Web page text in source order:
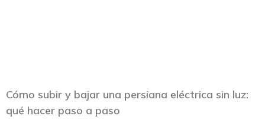
Cómo subir y bajar una persiana eléctrica sin luz:
qué hacer paso a paso